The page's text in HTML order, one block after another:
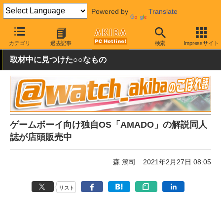
Powered by Translate
カテゴリ 過去記事 検索 Impressサイト
AKIBA PC Hotline! PC周辺機器 その他PC関連
取材中に見つけた○○なもの
ゲームボーイ向け独自OS「AMADO」の解説同人
誌が店頭販売中
森 篤司 2021年2月27日 08:05
リスト